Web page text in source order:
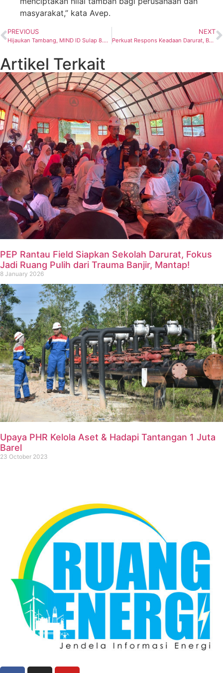
masyarakat,” kata Avep.
PREVIOUS
Hijaukan Tambang, MIND ID Sulap 8.000 Hektare Lahan Bekas Tambang Jadi Habitat Baru
NEXT
Perkuat Respons Keadaan Darurat, Badak LNG Gelar Simulasi Penanganan Insiden Maritim dan Lingkungan
Artikel Terkait
PEP Rantau Field Siapkan Sekolah Darurat, Fokus
Jadi Ruang Pulih dari Trauma Banjir, Mantap!
8 January 2026
Upaya PHR Kelola Aset & Hadapi Tantangan 1 Juta
Barel
23 October 2023